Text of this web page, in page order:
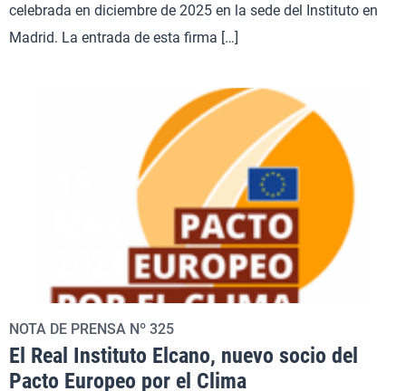
celebrada en diciembre de 2025 en la sede del Instituto en
Madrid. La entrada de esta firma […]
NOTA DE PRENSA Nº 325
El Real Instituto Elcano, nuevo socio del
Pacto Europeo por el Clima